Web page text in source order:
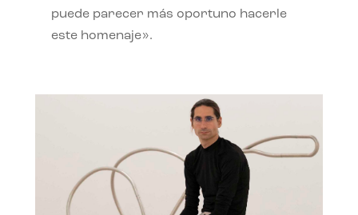
puede parecer más oportuno hacerle
este homenaje».